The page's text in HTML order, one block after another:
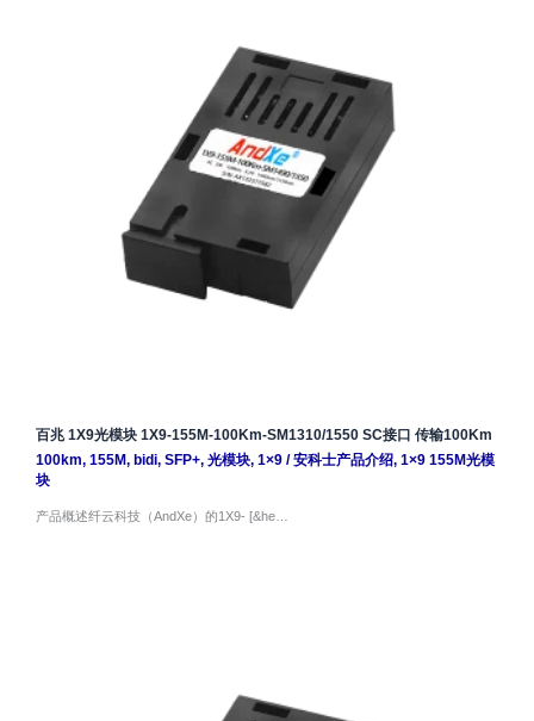
百兆 1X9光模块 1X9-155M-100Km-SM1310/1550 SC接口 传输100Km
100km, 155M, bidi, SFP+, 光模块, 1×9/安科士产品介绍, 1×9 155M光模
块
产品概述纤云科技（AndXe）的1X9- [&he…